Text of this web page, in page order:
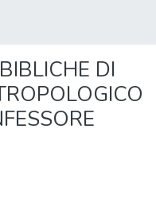
DI